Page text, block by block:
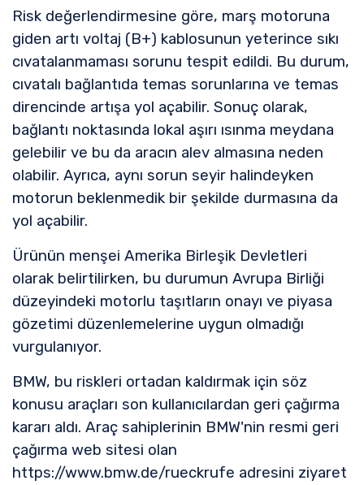
Risk değerlendirmesine göre, marş motoruna
giden artı voltaj (B+) kablosunun yeterince sıkı
cıvatalanmaması sorunu tespit edildi. Bu durum,
cıvatalı bağlantıda temas sorunlarına ve temas
direncinde artışa yol açabilir. Sonuç olarak,
bağlantı noktasında lokal aşırı ısınma meydana
gelebilir ve bu da aracın alev almasına neden
olabilir. Ayrıca, aynı sorun seyir halindeyken
motorun beklenmedik bir şekilde durmasına da
yol açabilir.
Ürünün menşei Amerika Birleşik Devletleri
olarak belirtilirken, bu durumun Avrupa Birliği
düzeyindeki motorlu taşıtların onayı ve piyasa
gözetimi düzenlemelerine uygun olmadığı
vurgulanıyor.
BMW, bu riskleri ortadan kaldırmak için söz
konusu araçları son kullanıcılardan geri çağırma
kararı aldı. Araç sahiplerinin BMW'nin resmi geri
çağırma web sitesi olan
https://www.bmw.de/rueckrufe adresini ziyaret